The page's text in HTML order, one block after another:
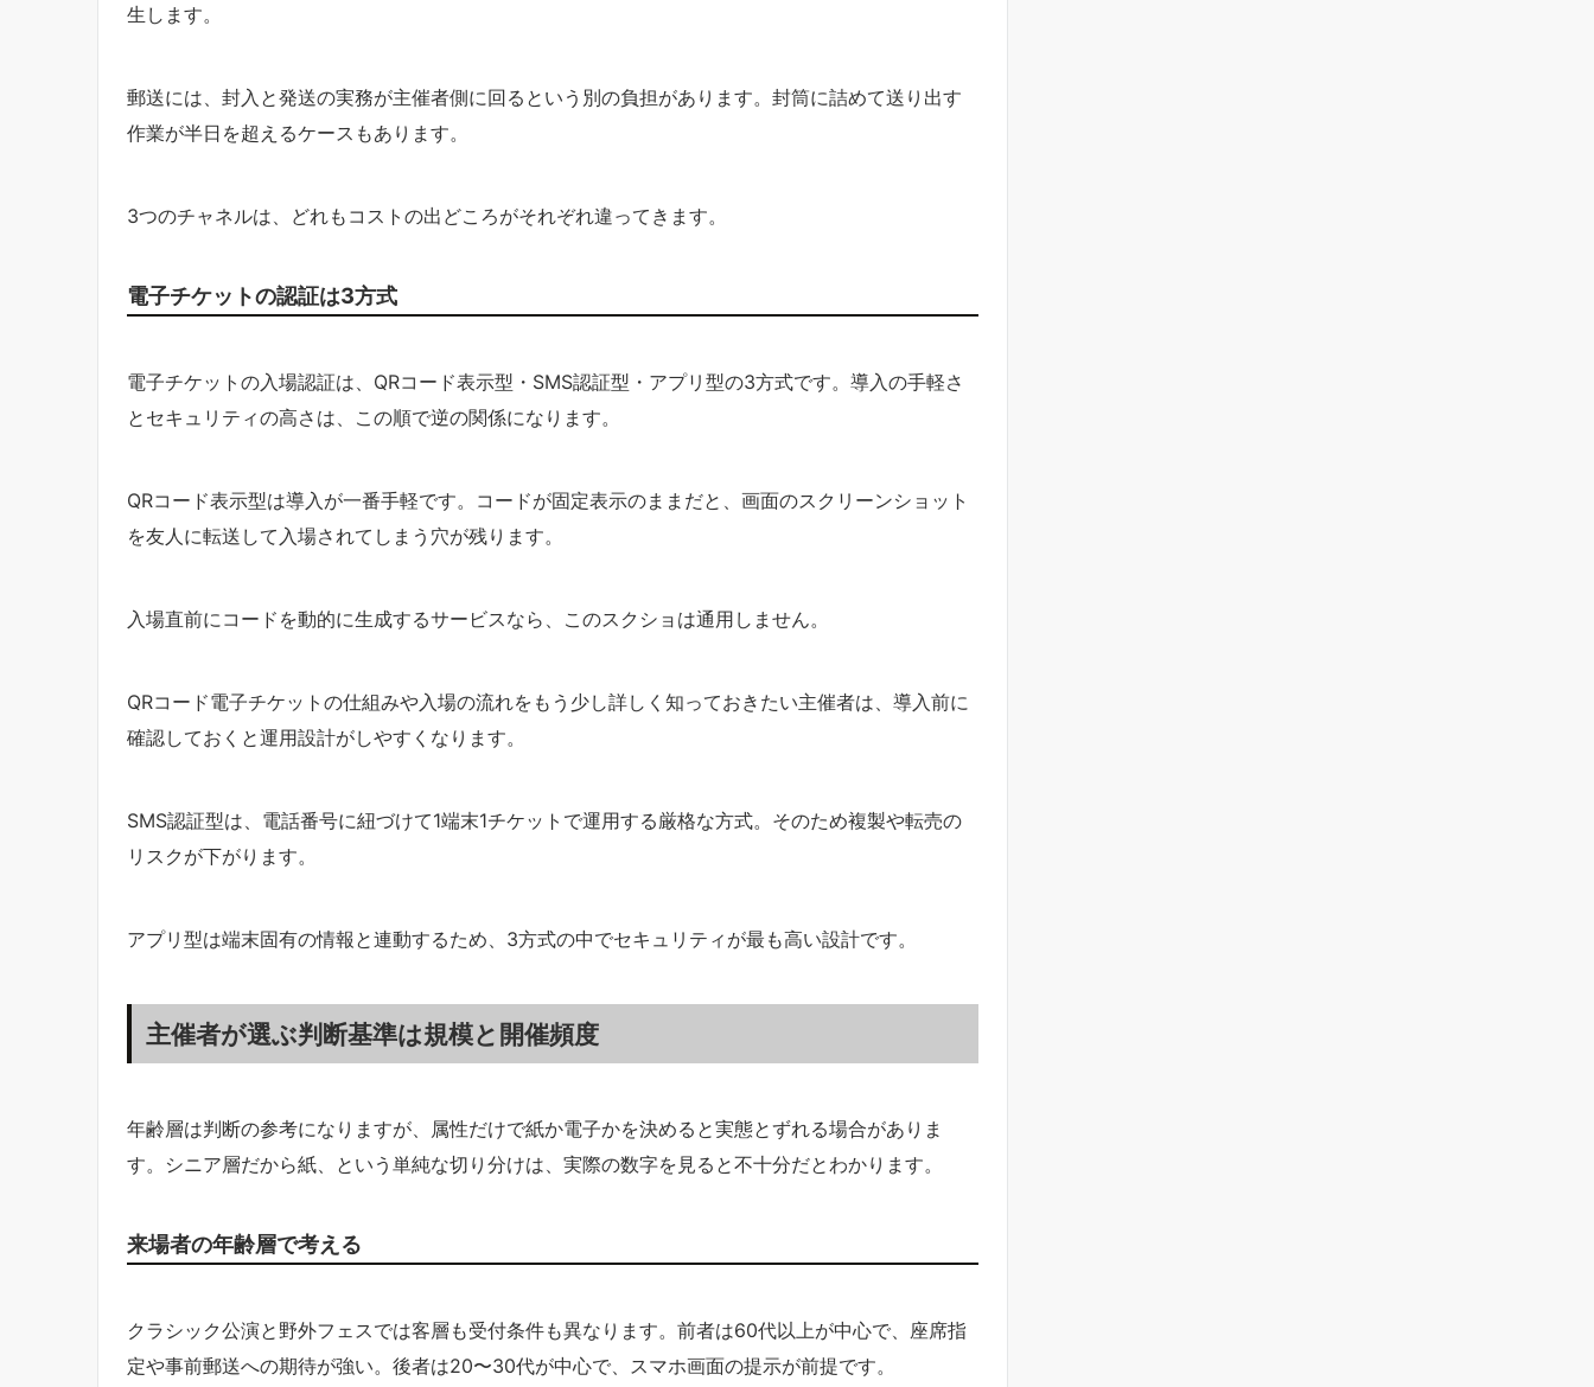
生します。
郵送には、封入と発送の実務が主催者側に回るという別の負担があります。封筒に詰めて送り出す
作業が半日を超えるケースもあります。
3つのチャネルは、どれもコストの出どころがそれぞれ違ってきます。
電子チケットの認証は3方式
電子チケットの入場認証は、QRコード表示型・SMS認証型・アプリ型の3方式です。導入の手軽さ
とセキュリティの高さは、この順で逆の関係になります。
QRコード表示型は導入が一番手軽です。コードが固定表示のままだと、画面のスクリーンショット
を友人に転送して入場されてしまう穴が残ります。
入場直前にコードを動的に生成するサービスなら、このスクショは通用しません。
QRコード電子チケットの仕組みや入場の流れをもう少し詳しく知っておきたい主催者は、導入前に
確認しておくと運用設計がしやすくなります。
SMS認証型は、電話番号に紐づけて1端末1チケットで運用する厳格な方式。そのため複製や転売の
リスクが下がります。
アプリ型は端末固有の情報と連動するため、3方式の中でセキュリティが最も高い設計です。
主催者が選ぶ判断基準は規模と開催頻度
年齢層は判断の参考になりますが、属性だけで紙か電子かを決めると実態とずれる場合がありま
す。シニア層だから紙、という単純な切り分けは、実際の数字を見ると不十分だとわかります。
来場者の年齢層で考える
クラシック公演と野外フェスでは客層も受付条件も異なります。前者は60代以上が中心で、座席指
定や事前郵送への期待が強い。後者は20〜30代が中心で、スマホ画面の提示が前提です。